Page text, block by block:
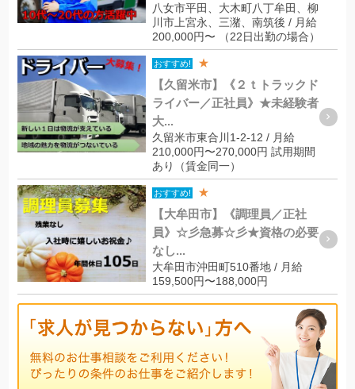
八女市平田、大木町八丁牟田、柳
川市上宮永、三潴、南筑後 / 月給
200,000円〜 （22日出勤の場合）
おすすめ! ★
【久留米市】《２ｔトラックド
ライバー／正社員》★未経験者
大...
久留米市東合川1-2-12 / 月給
210,000円〜270,000円 試用期間
あり（賃金同一）
おすすめ! ★
【大牟田市】《調理員／正社
員》☆彡急募☆彡★資格の必要
なし...
大牟田市沖田町510番地 / 月給
159,500円〜188,000円